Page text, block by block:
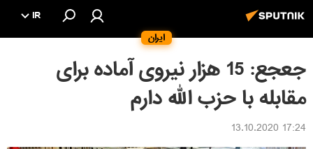
ایران
IR
جعجع: 15 هزار نیروی آماده برای
مقابله با حزب الله دارم
17:24 13.10.2020